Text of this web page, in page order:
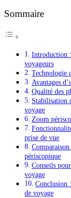
Sommaire
Introduction :
voyageurs
Technologie
Avantages
Qualité des
Stabilisation
voyage
Zoom
prise de vue
Comparaison
périscopique
Conseils
voyage
Conclusion
de voyage